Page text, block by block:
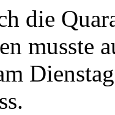
die
musste